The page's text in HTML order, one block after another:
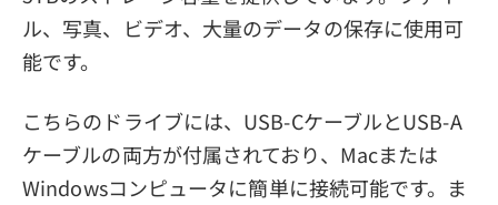
ル、写真、ビデオ、大量のデータの保存に使用可
能です。
こちらのドライブには、USB-CケーブルとUSB-A
ケーブルの両方が付属されており、Macまたは
Windowsコンピュータに簡単に接続可能です。ま